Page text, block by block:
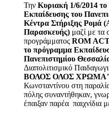
Την Κυριακή 1/6/2014
Εκπαίδευσης του
Κέντρα Στήριξης Ρομά
Παρασκευής) μαζί με τα
προγράμματος ROM
το πρόγραμμα
Πανεπιστημίου
Διαπολιτισμικό
ΒΟΛΟΣ ΟΛΟΣ
Κωνσταντίνου στη
πόλης συναντήθηκαν,
έπαιξαν παρέα παιχνίδια